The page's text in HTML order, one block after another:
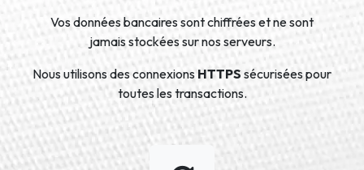
Vos données bancaires sont chiffrées et ne sont
jamais stockées sur nos serveurs.
Nous utilisons des connexions HTTPS sécurisées pour
toutes les transactions.